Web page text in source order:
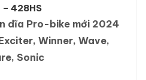
– 428HS
dĩa Pro-bike mới 2024
Winner, Wave,
Sonic